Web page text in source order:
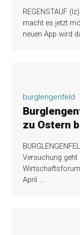
REGENSTAUF
macht es jetzt
neuen App wird
burglengenfeld
zu Ostern
Versuchung
April …